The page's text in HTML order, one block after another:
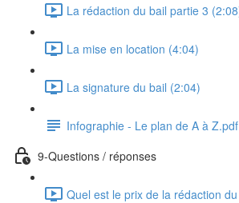
La rédaction du bail partie 3
La mise en location (4:04)
La signature du bail (2:04)
Infographie - Le plan de A à Z.pdf
9-Questions / réponses
Quel est le prix de la rédaction